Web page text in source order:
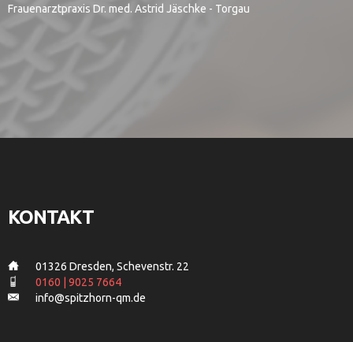
Frauenarztpraxis Dr. med. Astrid Jäschke - Torgau
KONTAKT
01326 Dresden, Schevenstr. 22
0160 | 9025 7664
info@spitzhorn-qm.de